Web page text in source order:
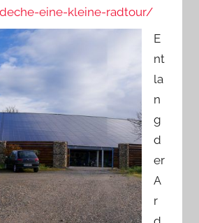
eine-kleine-radtour/
E
nt
la
n
g
d
er
A
r